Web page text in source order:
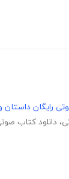
رایگان داستان
، دانلود کتاب